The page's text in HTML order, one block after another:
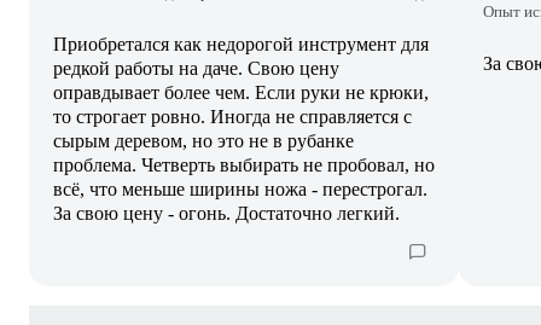
Приобретался как недорогой инструмент для
редкой работы на даче. Свою цену
оправдывает более чем. Если руки не крюки,
то строгает ровно. Иногда не справляется с
сырым деревом, но это не в рубанке
проблема. Четверть выбирать не пробовал, но
всё, что меньше ширины ножа - перестрогал.
За свою цену - огонь. Достаточно легкий.
Опыт
За